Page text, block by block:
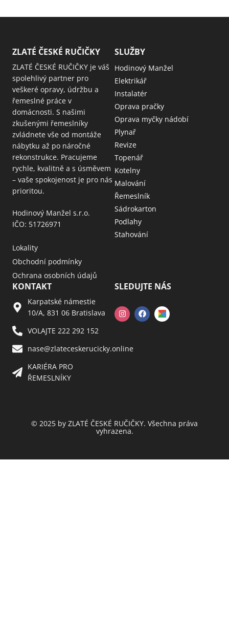
ZLATÉ ČESKÉ RUČIČKY
ZLATÉ ČESKÉ RUČIČKY je váš
spolehlivý partner pro
veškeré opravy, údržbu a
řemeslné práce v
domácnosti. S našimi
zkušenými řemeslníky
zvládnete vše od montáže
nábytku až po náročné
rekonstrukce. Pracujeme
rychle, kvalitně a s úsměvem
– vaše spokojenost je pro nás
prioritou.
Hodinový Manžel s.r.o.
IČO: 51726971
Lokality
Obchodní podmínky
Ochrana osobních údajů
SLUŽBY
Hodinový Manžel
Elektrikář
Instalatér
Oprava pračky
Oprava myčky nádobí
Plynař
Revize
Topenář
Kotelny
Malování
Řemeslník
Sádrokarton
Podlahy
Stahování
KONTAKT
Karpatské námestie
10/A, 831 06 Bratislava
VOLAJTE 222 292 152
nase@zlateceskerucicky.online
KARIÉRA PRO
ŘEMESLNÍKY
SLEDUJTE NÁS
© 2025 by ZLATÉ ČESKÉ RUČIČKY. Všechna práva
vyhrazena.